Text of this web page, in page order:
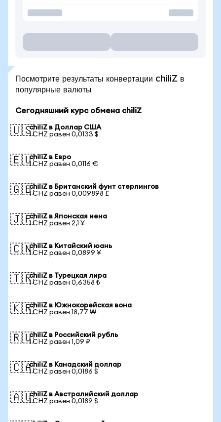
Посмотрите результаты конвертации chiliZ в
популярные валюты
Сегодняшний курс обмена chiliZ
🇺🇸chiliZ в Доллар США
1 CHZ равен 0,0133 $
🇪🇺chiliZ в Евро
1 CHZ равен 0,0116 €
🇬🇧chiliZ в Британский фунт стерлингов
1 CHZ равен 0,009898 £
🇯🇵chiliZ в Японская иена
1 CHZ равен 2,1 ¥
🇨🇳chiliZ в Китайский юань
1 CHZ равен 0,0899 ¥
🇹🇷chiliZ в Турецкая лира
1 CHZ равен 0,6358 ₺
🇰🇷chiliZ в Южнокорейская вона
1 CHZ равен 18,77 ₩
🇷🇺chiliZ в Российский рубль
1 CHZ равен 1,09 ₽
🇨🇦chiliZ в Канадский доллар
1 CHZ равен 0,0186 $
🇦🇺chiliZ в Австралийский доллар
1 CHZ равен 0,0189 $